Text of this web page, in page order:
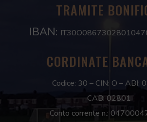
TRAMITE
IBAN:
CORDINATE
Codice: 30 – CIN: O –ABI:
CAB: 02801
Conto corrente n.: